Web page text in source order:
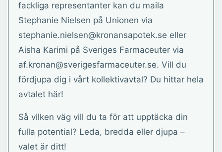
fackliga representanter kan du maila
Stephanie Nielsen på Unionen via
stephanie.nielsen@kronansapotek.se eller
Aisha Karimi på Sveriges Farmaceuter via
af.kronan@sverigesfarmaceuter.se. Vill du
fördjupa dig i vårt kollektivavtal? Du hittar hela
avtalet här!
Så vilken väg vill du ta för att upptäcka din
fulla potential? Leda, bredda eller djupa –
valet är ditt!